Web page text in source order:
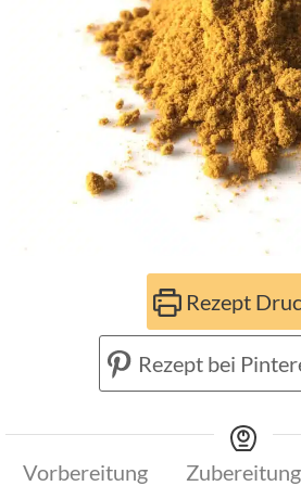
Rezept
Rezept bei
Vorbereitung
Zubereitung